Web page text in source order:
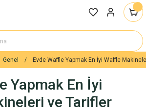
Genel Evde Waffle Yapmak En İyi Waffle
Yapmak En İyi
ve Tarifler